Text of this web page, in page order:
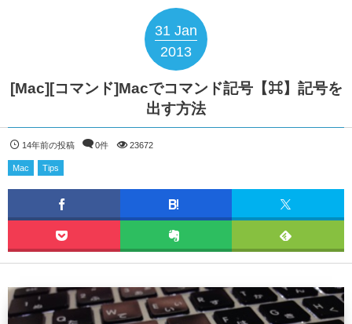
31 Jan
2013
[Mac][コマンド]Macでコマンド記号【⌘】記号を
出す方法
14年前の投稿 0件 23672
Mac Tips